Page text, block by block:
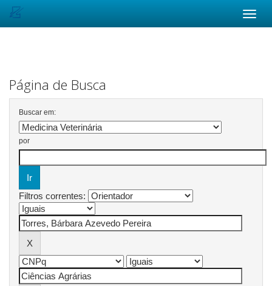
Página de Busca
Buscar em:
por
Filtros correntes: